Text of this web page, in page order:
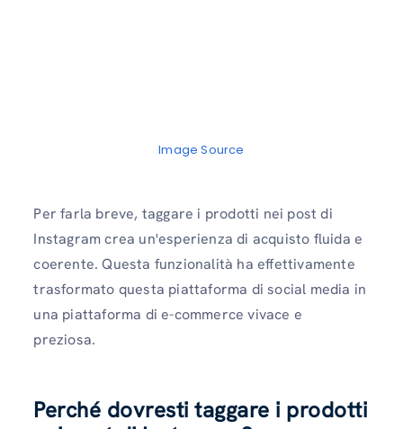
Image Source
Per farla breve, taggare i prodotti nei post di
Instagram crea un'esperienza di acquisto fluida e
coerente. Questa funzionalità ha effettivamente
trasformato questa piattaforma di social media in
una piattaforma di e-commerce vivace e
preziosa.
Perché dovresti taggare i prodotti